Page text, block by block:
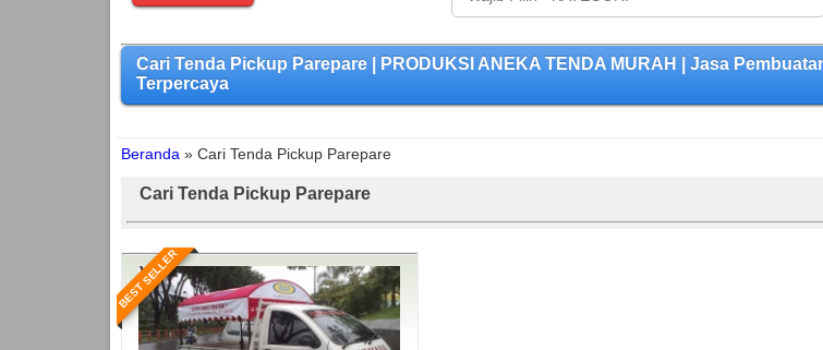
Cari Tenda Pickup Parepare | PRODUKSI ANEKA TENDA MURAH | Jasa
Terpercaya
Beranda » Cari Tenda Pickup Parepare
Cari Tenda Pickup Parepare
BEST SELLER